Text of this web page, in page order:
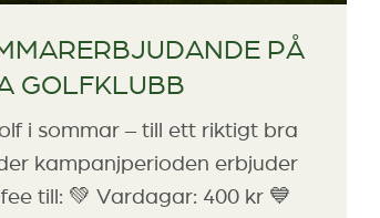
PÅ
GOLFKLUBB
i sommar – till ett riktigt bra
kampanjperioden erbjuder
till: 💚 Vardagar: 400 kr 💙